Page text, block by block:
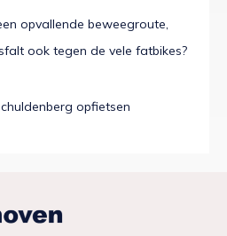
opvallende beweegroute,
ook tegen de vele fatbikes?
opfietsen